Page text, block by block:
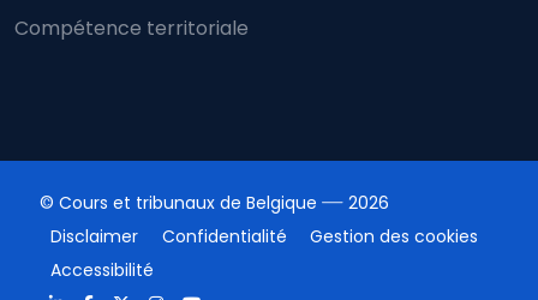
Compétence territoriale
© Cours et tribunaux de Belgique
2026
Disclaimer
Confidentialité
Gestion des cookies
Accessibilité